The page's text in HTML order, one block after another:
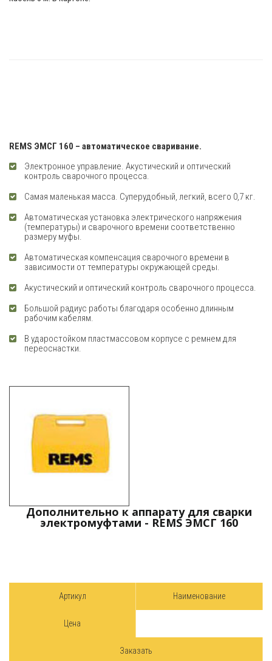
REMS ЭМСГ 160 – автоматическое сваривание.
Электронное управление. Акустический и оптический
контроль сварочного процесса.
Самая маленькая масса. Суперудобный, легкий, всего 0,7 кг.
Автоматическая установка электрического напряжения
(температуры) и сварочного времени соответственно
размеру муфы.
Автоматическая компенсация сварочного времени в
зависимости от температуры окружающей среды.
Акустический и оптический контроль сварочного процесса.
Большой радиус работы благодаря особенно длинным
рабочим кабелям.
В ударостойком пластмассовом корпусе с ремнем для
переоснастки.
Дополнительно к аппарату для сварки
электромуфтами - REMS ЭМСГ 160
Артикул Наименование
Цена
Заказать